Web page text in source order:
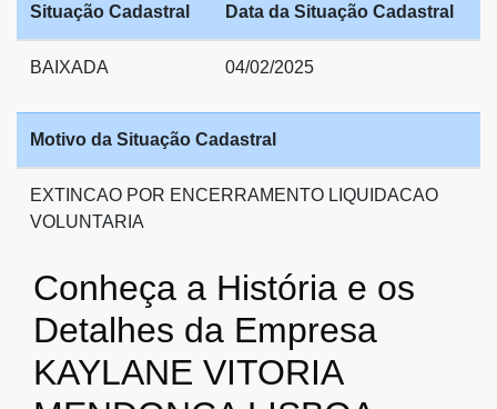
Situação Cadastral Data da Situação Cadastral
BAIXADA 04/02/2025
Motivo da Situação Cadastral
EXTINCAO POR ENCERRAMENTO LIQUIDACAO
VOLUNTARIA
Conheça a História e os
Detalhes da Empresa
KAYLANE VITORIA